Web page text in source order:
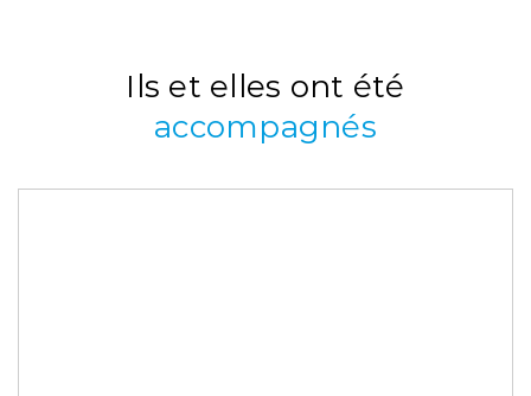
Ils et elles ont été
accompagnés